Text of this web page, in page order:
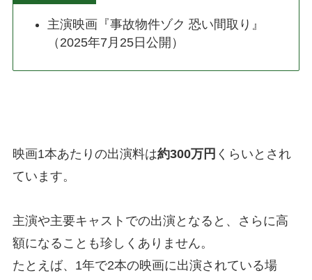
主演映画『事故物件ゾク 恐い間取り』
（2025年7月25日公開）
映画1本あたりの出演料は約300万円 くらいとされ
ています。
主演や主要キャストでの出演となると、さらに高
額になることも珍しくありません。
たとえば、1年で2本の映画に出演されている場